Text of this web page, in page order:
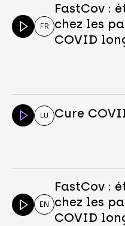
FR
FastCov :
chez les
COVID
LU Cure
EN
FastCov :
chez les
COVID